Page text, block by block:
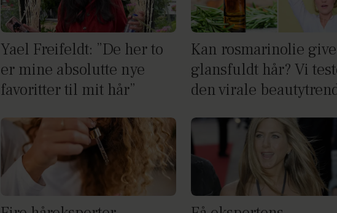
Yael Freifeldt: ”De her to
er mine absolutte nye
favoritter til mit hår”
Kan rosmarinolie
glansfuldt hår? Vi
den virale